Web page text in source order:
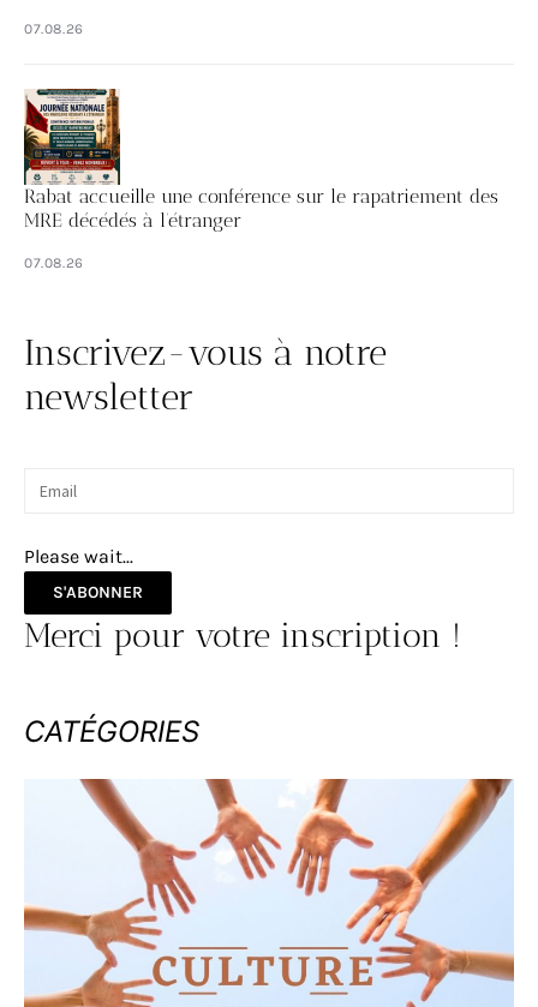
07.08.26
Rabat accueille une conférence sur le rapatriement des
MRE décédés à l’étranger
07.08.26
Inscrivez-vous à notre
newsletter
Please wait...
S'ABONNER
Merci pour votre inscription !
CATÉGORIES